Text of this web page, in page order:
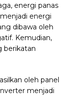
energi panas
energi
dibawa oleh
Kemudian,
berikatan
oleh panel
menjadi